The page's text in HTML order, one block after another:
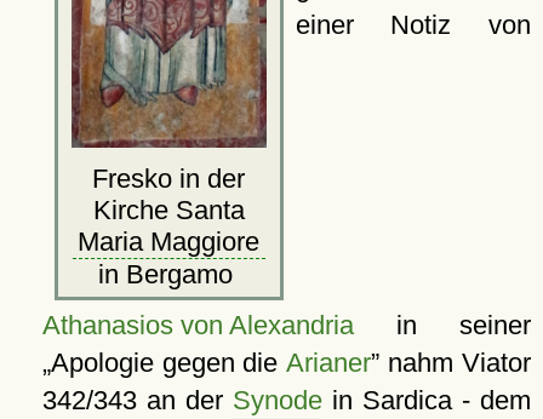
Fresko in der
Kirche Santa
Maria Maggiore
in Bergamo
einer Notiz von
Athanasios von Alexandriain seiner
Apologie gegen dieArianer nahm Viator
342/343 an der Synodein Sardica - dem